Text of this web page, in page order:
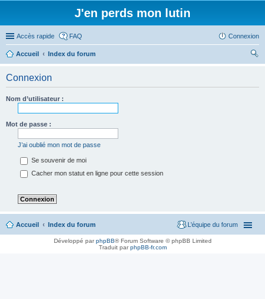
J'en perds mon lutin
Accès rapide FAQ Connexion
Accueil
Index du forum
Connexion
Nom d’utilisateur :
Mot de passe :
J’ai oublié mon mot de passe
Se souvenir de moi
Cacher mon statut en ligne pour cette session
Accueil Index du forum L’équipe du forum
Développé parphpBB® Forum Software © phpBB Limited
Traduit parphpBB-fr.com